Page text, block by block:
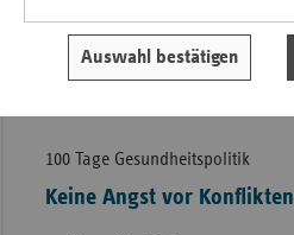
Auswahl bestätigen
100 Tage Gesundheitspolitik
Keine Angst vor Konflikten